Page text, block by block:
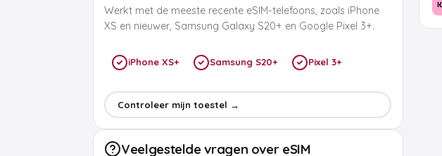
Werkt met de meeste recente eSIM-telefoons, zoals iPhone
XS en nieuwer, Samsung Galaxy S20+ en Google Pixel 3+.
iPhone XS+ Samsung S20+ Pixel 3+
Controleer mijn toestel →
Veelgestelde vragen over eSIM